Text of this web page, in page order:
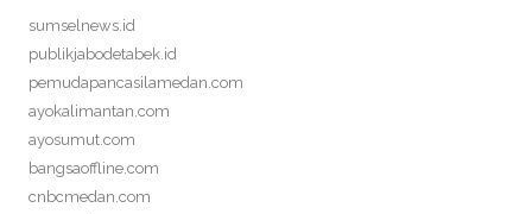
sumselnews.id
publikjabodetabek.id
pemudapancasilamedan.com
ayokalimantan.com
ayosumut.com
bangsaoffline.com
cnbcmedan.com